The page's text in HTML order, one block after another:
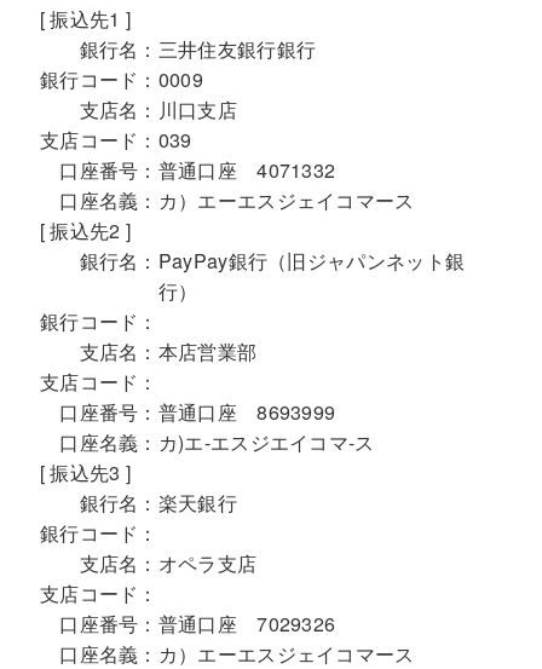
[ 振込先1 ]
銀行名： 三井住友銀行銀行
銀行コード： 0009
支店名： 川口支店
支店コード： 039
口座番号： 普通口座 4071332
口座名義： カ）エーエスジェイコマース
[ 振込先2 ]
銀行名： PayPay銀行（旧ジャパンネット銀
行）
銀行コード：
支店名： 本店営業部
支店コード：
口座番号： 普通口座 8693999
口座名義： カ)エ-エスジエイコマ-ス
[ 振込先3 ]
銀行名： 楽天銀行
銀行コード：
支店名： オペラ支店
支店コード：
口座番号： 普通口座 7029326
口座名義： カ）エーエスジェイコマース